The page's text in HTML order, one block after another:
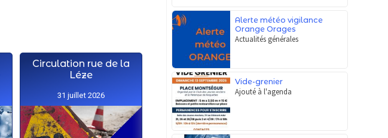
Circulation rue de la
Léze
31 juillet 2026
Alerte météo vigilance
Orange Orages
Actualités générales
Vide-grenier
Ajouté à l'agenda